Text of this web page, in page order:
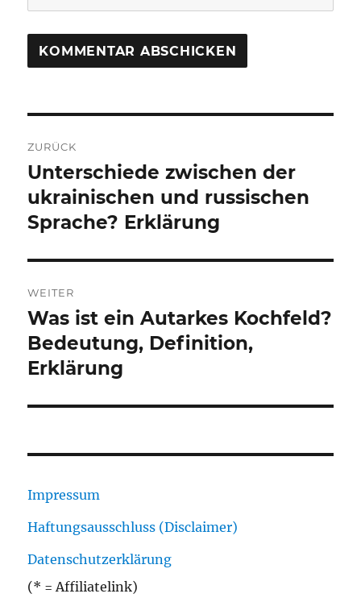
ZURÜCK
Vorheriger
Beitrag:
Unterschiede zwischen der
ukrainischen und russischen
Sprache? Erklärung
WEITER
Nächster
Beitrag:
Was ist ein Autarkes Kochfeld?
Bedeutung, Definition,
Erklärung
Impressum
Haftungsausschluss (Disclaimer)
Datenschutzerklärung
(* = Affiliatelink)